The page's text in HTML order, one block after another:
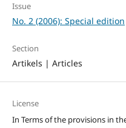
Issue
No. 2 (2006): Special edition
Section
Artikels | Articles
License
In Terms of the provisions in